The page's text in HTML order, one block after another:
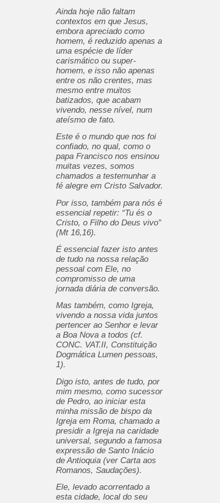
Ainda hoje não faltam
contextos em que Jesus,
embora apreciado como
homem, é reduzido apenas a
uma espécie de líder
carismático ou super-
homem, e isso não apenas
entre os não crentes, mas
mesmo entre muitos
batizados, que acabam
vivendo, nesse nível, num
ateísmo de fato.
Este é o mundo que nos foi
confiado, no qual, como o
papa Francisco nos ensinou
muitas vezes, somos
chamados a testemunhar a
fé alegre em Cristo Salvador.
Por isso, também para nós é
essencial repetir: “Tu és o
Cristo, o Filho do Deus vivo”
(Mt 16,16).
É essencial fazer isto antes
de tudo na nossa relação
pessoal com Ele, no
compromisso de uma
jornada diária de conversão.
Mas também, como Igreja,
vivendo a nossa vida juntos
pertencer ao Senhor e levar
a Boa Nova a todos (cf.
CONC. VAT.II, Constituição
Dogmática Lumen pessoas,
1).
Digo isto, antes de tudo, por
mim mesmo, como sucessor
de Pedro, ao iniciar esta
minha missão de bispo da
Igreja em Roma, chamado a
presidir a Igreja na caridade
universal, segundo a famosa
expressão de Santo Inácio
de Antioquia (ver Carta aos
Romanos, Saudações).
Ele, levado acorrentado a
esta cidade, local do seu